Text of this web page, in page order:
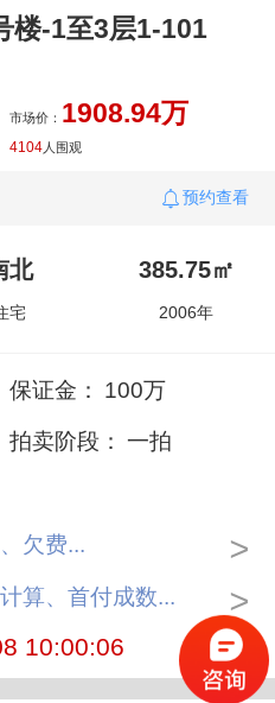
楼-1至3层1-101
市场价： 1908.94万
4104 人围观
预约查看
北
宅
385.75㎡
2006年
保证金： 100万
拍卖阶段： 一拍
欠费... >
算、首付成数... >
10:00:06